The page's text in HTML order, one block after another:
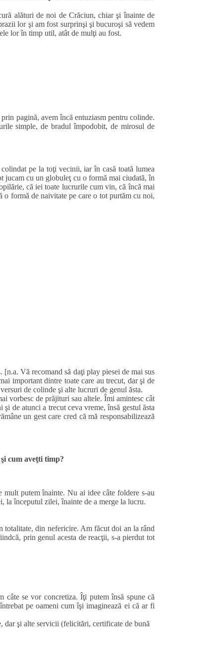
alături de noi de Crăciun, chiar şi înainte de
lor şi am fost surprinşi şi bucuroşi să vedem
lor în timp util, atât de mulţi au fost.
pagină, avem încă entuziasm pentru colinde.
simple, de bradul împodobit, de mirosul de
pe la toţi vecinii, iar în casă toată lumea
jucam cu un globuleţ cu o formă mai ciudată, în
că iei toate lucrurile cum vin, că încă mai
o formă de naivitate pe care o tot purtăm cu noi,
Vă recomand să daţi play piesei de mai sus
important dintre toate care au trecut, dar şi de
de colinde şi alte lucruri de genul ăsta.
vorbesc de prăjituri sau altele. Îmi amintesc cât
de atunci a trecut ceva vreme, însă gestul ăsta
un gest care cred că mă responsabilizează
cum aveţti timp?
putem înainte. Nu ai idee câte foldere s-au
la începutul zilei, înainte de a merge la lucru.
totalitate, din nefericire. Am făcut doi an la rând
prin genul acesta de reacţii, s-a pierdut tot
câte se vor concretiza. Îţi putem însă spune că
pe oameni cum îşi imaginează ei că ar fi
dar şi alte servicii (felicitări, certificate de bună